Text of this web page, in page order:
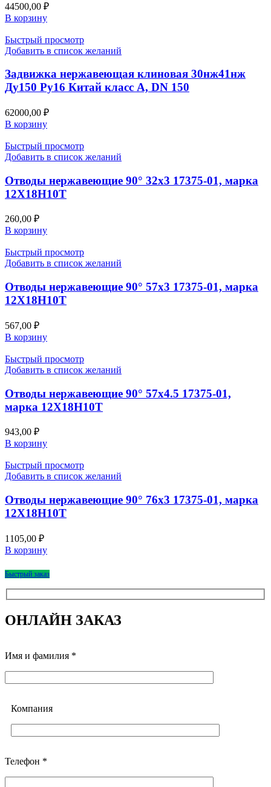
44500,00 ₽
В корзину
Быстрый просмотр
Добавить в список желаний
Задвижка нержавеющая клиновая 30нж41нж
Ду150 Ру16 Китай класс А, DN 150
62000,00 ₽
В корзину
Быстрый просмотр
Добавить в список желаний
Отводы нержавеющие 90° 32х3 17375-01, марка
12Х18Н10Т
260,00 ₽
В корзину
Быстрый просмотр
Добавить в список желаний
Отводы нержавеющие 90° 57х3 17375-01, марка
12Х18Н10Т
567,00 ₽
В корзину
Быстрый просмотр
Добавить в список желаний
Отводы нержавеющие 90° 57х4.5 17375-01,
марка 12Х18Н10Т
943,00 ₽
В корзину
Быстрый просмотр
Добавить в список желаний
Отводы нержавеющие 90° 76х3 17375-01, марка
12Х18Н10Т
1105,00 ₽
В корзину
Быстрый заказ
ОНЛАЙН ЗАКАЗ
Имя и фамилия *
Компания
Телефон *